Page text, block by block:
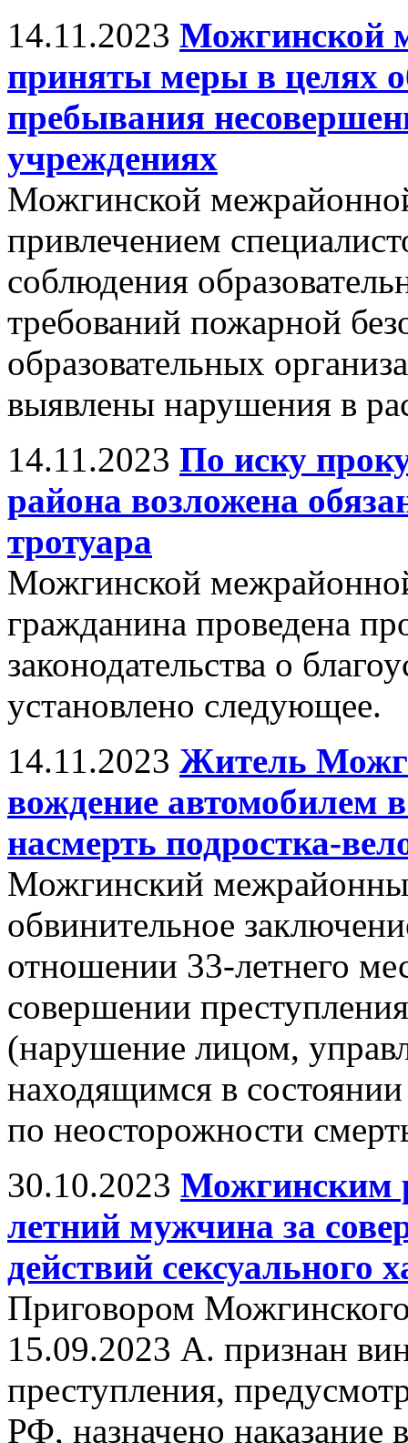
14.11.2023 Можгинской
приняты меры в целях
пребывания
учреждениях
Можгинской
привлечением
соблюдения
требований пожарной
образовательных
выявлены нарушения в
14.11.2023 По иску
района возложена
тротуара
Можгинской
гражданина проведена
законодательства о
установлено следующее.
14.11.2023 Житель
вождение автомобилем
насмерть подростка-
Можгинский
обвинительное
отношении 33-летнего
совершении
(нарушение лицом,
находящимся в
по неосторожности
30.10.2023 Можгинским
летний мужчина за
действий сексуального
Приговором
15.09.2023 А. признан
преступления,
РФ, назначено